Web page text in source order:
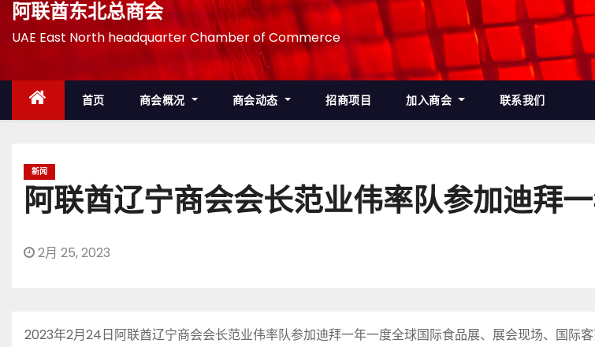
阿联酋东北总商会
UAE East North headquarter Chamber of Commerce
首页 商会概况 商会动态 招商项目 加入商会 联系我们
新闻
阿联酋辽宁商会会长范业伟率队参加迪拜
2月 25, 2023
2023年2月24日阿联酋辽宁商会会长范业伟率队参加迪拜一年一度全球国际食品展、展会现场、国际